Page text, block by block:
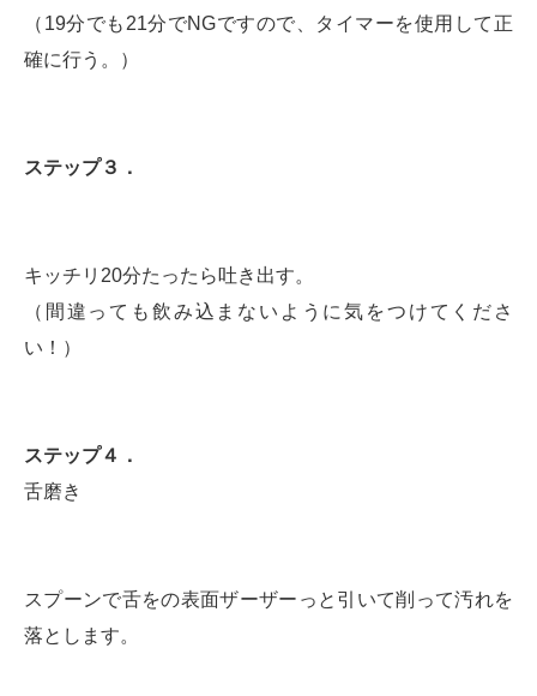
（19分でも21分でNGですので、タイマーを使用して正
確に行う。）
ステップ３．
キッチリ20分たったら吐き出す。
（間違っても飲み込まないように気をつけてくださ
い！）
ステップ４．
舌磨き
スプーンで舌をの表面ザーザーっと引いて削って汚れを
落とします。